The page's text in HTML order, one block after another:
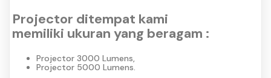
Projector ditempat kami
memiliki ukuran yang beragam :
Projector 3000 Lumens,
Projector 5000 Lumens.